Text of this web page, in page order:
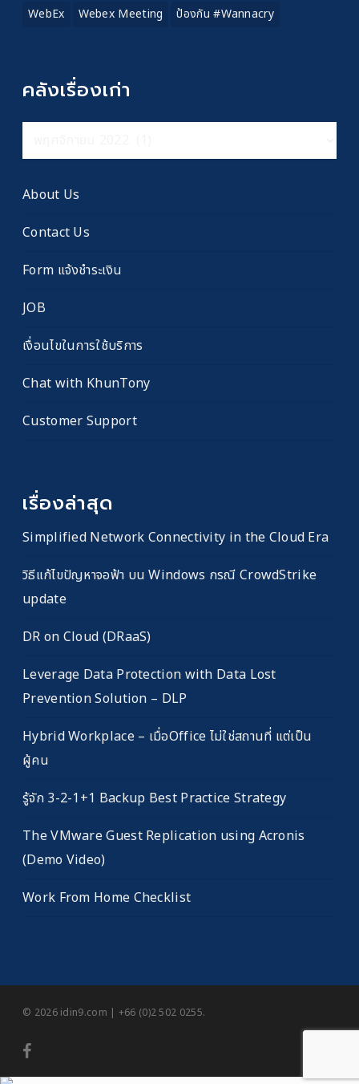
WebEx
Webex Meeting ป้องกัน #wannacry
คลังเรื่องเก่า
เรื่อง
About Us
Contact Us
Form แจ้งชำระเงิน
JOB
เงื่อนไขในการใช้บริการ
Chat with KhunTony
Customer Support
เรื่องล่าสุด
Simplified Network Connectivity in the Cloud Era
วิธีแก้ไขปัญหาจอฟ้า บน Windows กรณี CrowdStrike
update
DR on Cloud (DRaaS)
Leverage Data Protection with Data Lost
Prevention Solution – DLP
Hybrid Workplace – เมื่อOffice ไม่ใช่สถานที่ แต่เป็น
ผู้คน
รู้จัก 3-2-1+1 Backup Best Practice Strategy
The VMware Guest Replication using Acronis
(Demo Video)
Work From Home Checklist
© 2026 idin9.com | +66 (0)2 502 0255.
facebook